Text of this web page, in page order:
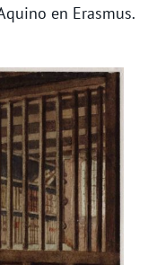
en Erasmus.